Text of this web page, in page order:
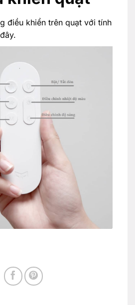
điều khiển trên quạt với tính